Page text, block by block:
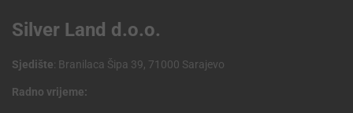
Silver Land d.o.o.
Sjedište: Branilaca Šipa 39, 71000 Sarajevo
Radno vrijeme: